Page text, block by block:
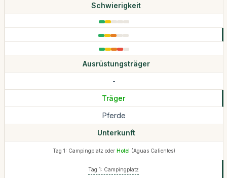
Schwierigkeit
Ausrüstungsträger
-
Träger
Pferde
Unterkunft
Tag 1: Campingplatz oder Hotel (Aguas Calientes)
Tag 1: Campingplatz